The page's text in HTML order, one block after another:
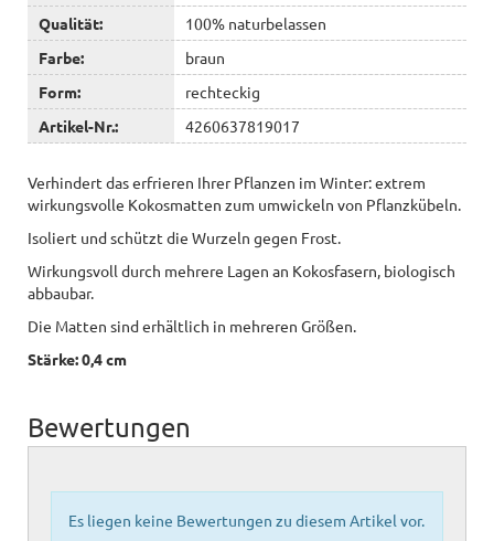
Qualität:
100% naturbelassen
Farbe:
braun
Form:
rechteckig
Artikel-Nr.:
4260637819017
Verhindert das erfrieren Ihrer Pflanzen im Winter: extrem
wirkungsvolle Kokosmatten zum umwickeln von Pflanzkübeln.
Isoliert und schützt die Wurzeln gegen Frost.
Wirkungsvoll durch mehrere Lagen an Kokosfasern, biologisch
abbaubar.
Die Matten sind erhältlich in mehreren Größen.
Stärke: 0,4 cm
Bewertungen
Es liegen keine Bewertungen zu diesem Artikel vor.